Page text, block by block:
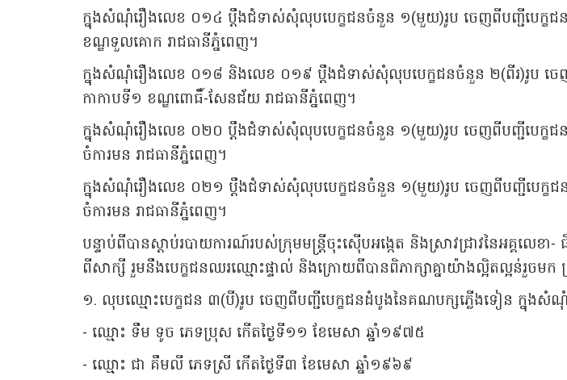
ក្នុងសំណុំរឿងលេខ ០១៤ ប្ដឹងជំទាស់សុំលុបបេក្ខជនចំនួន ១(មួយ)រូប ចេញពីបញ្ជីបេក្ខជ
ខណ្ឌទួលគោក រាជធានីភ្នំពេញ។
ក្នុងសំណុំរឿងលេខ ០១៨ និងលេខ ០១៩ ប្ដឹងជំទាស់សុំលុបបេក្ខជនចំនួន ២(ពីរ)រូប ចេញ
កាកាបទី១ ខណ្ឌពោធិ៍-សែនជ័យ រាជធានីភ្នំពេញ។
ក្នុងសំណុំរឿងលេខ ០២០ ប្ដឹងជំទាស់សុំលុបបេក្ខជនចំនួន ១(មួយ)រូប ចេញពីបញ្ជីបេក្ខ
ចំការមន រាជធានីភ្នំពេញ។
ក្នុងសំណុំរឿងលេខ ០២១ ប្ដឹងជំទាស់សុំលុបបេក្ខជនចំនួន ១(មួយ)រូប ចេញពីបញ្ជីបេក្ខ
ចំការមន រាជធានីភ្នំពេញ។
បន្ទាប់ពីបានស្តាប់របាយការណ៍របស់ក្រុមមន្ត្រីចុះស៊ើបអង្កេត និងស្រាវជ្រាវនៃអគ្គល
ពីសាក្សី រួមនឹងបេក្ខជនឈរឈ្មោះផ្ទាល់ និងក្រោយពីបានពិភាក្សាគ្នាយ៉ាងល្អិតល្អន់រួចម
១. លុបឈ្មោះបេក្ខជន ៣(បី)រូប ចេញពីបញ្ជីបេក្ខជនដំបូងនៃគណបក្សភ្លើងទៀន ក្នុង
- ឈ្មោះ ទឹម ទូច ភេទប្រុស កើតថ្ងៃទី១១ ខែមេសា ឆ្នាំ១៩៧៥
- ឈ្មោះ ជា គឹមលី ភេទស្រី កើតថ្ងៃទី៣ ខែមេសា ឆ្នាំ១៩៦៩